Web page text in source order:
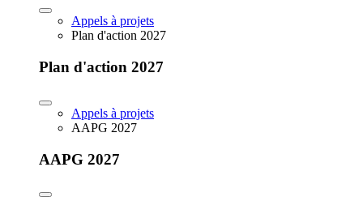
Appels à projets
Plan d'action 2027
Plan d'action 2027
Appels à projets
AAPG 2027
AAPG 2027